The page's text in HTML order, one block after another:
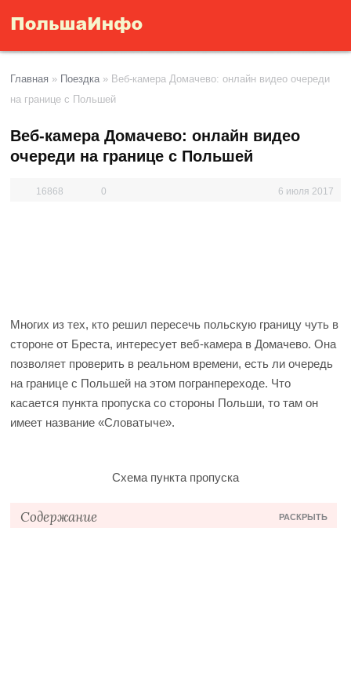
Главная » Поездка» Веб-камера Домачево: онлайн видео очереди
на границе с Польшей
Веб-камера Домачево: онлайн видео
очереди на границе с Польшей
16868 0 6 июля 2017
Многих из тех, кто решил пересечь польскую границу чуть в
стороне от Бреста, интересует веб-камера в Домачево. Она
позволяет проверить в реальном времени, есть ли очередь
на границе с Польшей на этом погранпереходе. Что
касается пункта пропуска со стороны Польши, то там он
имеет название «Словатыче».
Схема пункта пропуска
Содержание РАСКРЫТЬ